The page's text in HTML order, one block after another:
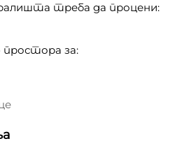
треба да процени:
за: